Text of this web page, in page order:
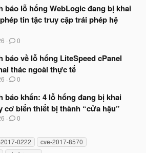
báo lỗ hổng WebLogic đang bị khai
tin tặc truy cập trái phép hệ
0
báo về lỗ hổng LiteSpeed cPanel
thác ngoài thực tế
0
báo khẩn: 4 lỗ hổng đang bị khai
cơ biến thiết bị thành “cửa hậu”
0
0222
cve-2017-8570